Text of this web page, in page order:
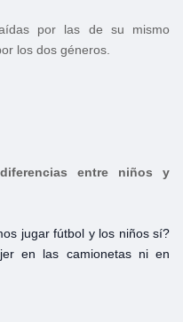
por las de su mismo
los dos géneros.
entre niños y
jugar fútbol y los niños sí?
en las camionetas ni en